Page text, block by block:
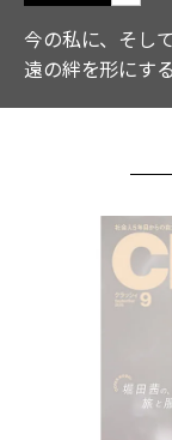
【ICB】
なる「名